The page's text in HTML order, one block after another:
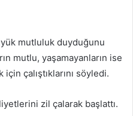
mutluluk duyduğunu
mutlu, yaşamayanların ise
çalıştıklarını söyledi.
zil çalarak başlattı.